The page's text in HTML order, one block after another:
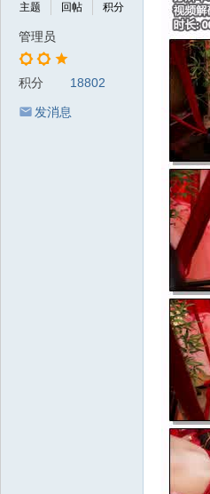
主题
回帖
积分
管理员
积分 18802
发消息